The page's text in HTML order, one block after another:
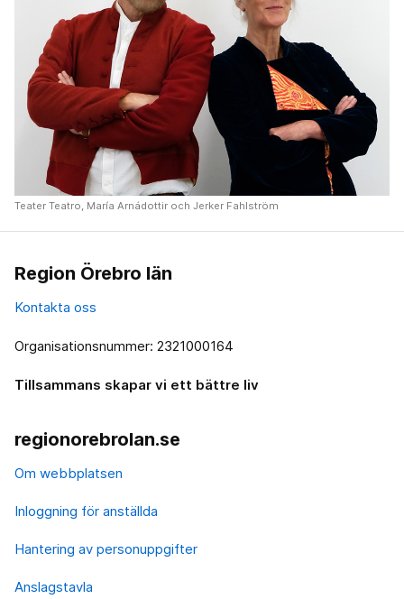
Teater Teatro, María Arnádottir och Jerker Fahlström
Region Örebro län
Kontakta oss
Organisationsnummer: 2321000164
Tillsammans skapar vi ett bättre liv
regionorebrolan.se
Om webbplatsen
Inloggning för anställda
Hantering av personuppgifter
Anslagstavla